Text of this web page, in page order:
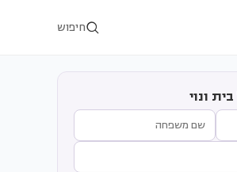
חיפוש
ונוי